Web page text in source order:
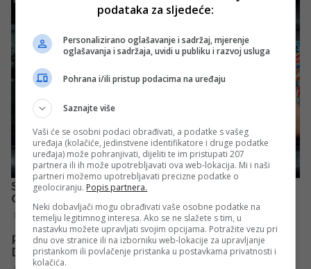
podataka za sljedeće:
Personalizirano oglašavanje i sadržaj, mjerenje
oglašavanja i sadržaja, uvidi u publiku i razvoj usluga
Pohrana i/ili pristup podacima na uređaju
Saznajte više
Vaši će se osobni podaci obrađivati, a podatke s vašeg
uređaja (kolačiće, jedinstvene identifikatore i druge podatke
uređaja) može pohranjivati, dijeliti te im pristupati 207
partnera ili ih može upotrebljavati ova web-lokacija. Mi i naši
partneri možemo upotrebljavati precizne podatke o
geolociranju. Popis partnera.
Neki dobavljači mogu obrađivati vaše osobne podatke na
temelju legitimnog interesa. Ako se ne slažete s tim, u
nastavku možete upravljati svojim opcijama. Potražite vezu pri
dnu ove stranice ili na izborniku web-lokacije za upravljanje
pristankom ili povlačenje pristanka u postavkama privatnosti i
kolačića.